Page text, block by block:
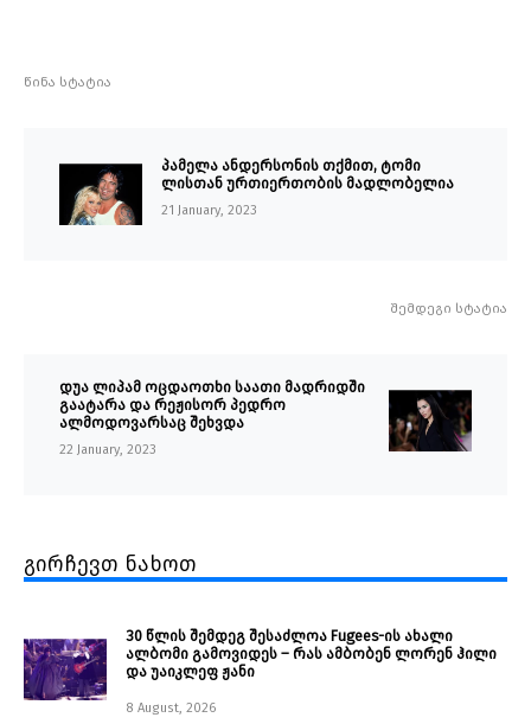
წინა სტატია
პამელა ანდერსონის თქმით, ტომი
ლისთან ურთიერთობის მადლობელია
21 January, 2023
შემდეგი სტატია
დუა ლიპამ ოცდაოთხი საათი მადრიდში
გაატარა და რეჟისორ პედრო
ალმოდოვარსაც შეხვდა
22 January, 2023
გირჩევთ ნახოთ
30 წლის შემდეგ შესაძლოა Fugees-ის ახალი
ალბომი გამოვიდეს – რას ამბობენ ლორენ ჰილი
და უაიკლეფ ჟანი
8 August, 2026